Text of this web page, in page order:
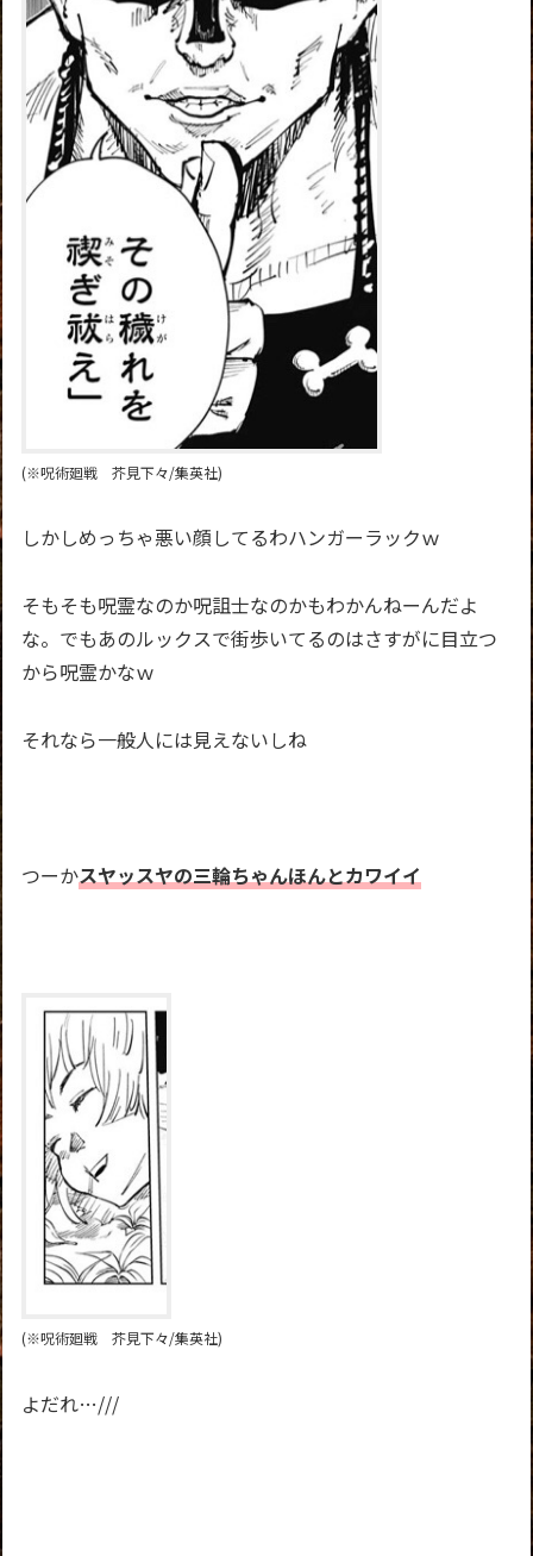
(※呪術廻戦 芥見下々/集英社)
しかしめっちゃ悪い顔してるわハンガーラックｗ
そもそも呪霊なのか呪詛士なのかもわかんねーんだよ
な。でもあのルックスで街歩いてるのはさすがに目立つ
から呪霊かなｗ
それなら一般人には見えないしね
つーかスヤッスヤの三輪ちゃんほんとカワイイ
(※呪術廻戦 芥見下々/集英社)
よだれ…///